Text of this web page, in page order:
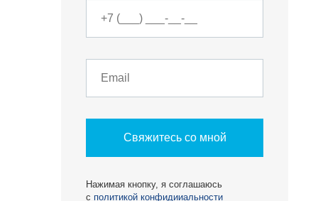
БЕСТ-Новострой
Свяжитесь со мной
Нажимая кнопку, я соглашаюсь
с политикой конфидииальности